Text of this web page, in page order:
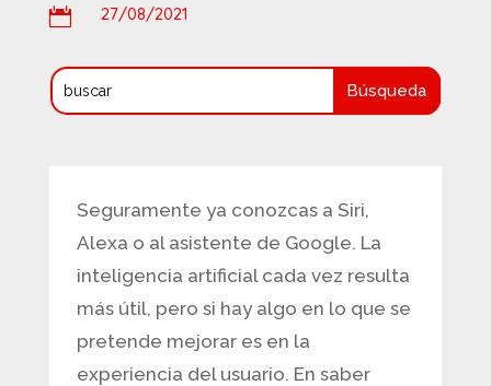
 27/08/2021
Seguramente ya conozcas a Siri,
Alexa o al asistente de Google. La
inteligencia artificial cada vez resulta
más útil, pero si hay algo en lo que se
pretende mejorar es en la
experiencia del usuario. En saber